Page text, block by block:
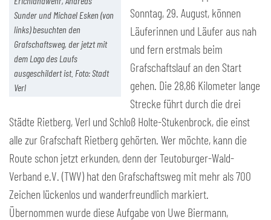
Sunder und Michael Esken (von
links) besuchten den
Grafschaftsweg, der jetzt mit
dem Logo des Laufs
ausgeschildert ist. Foto: Stadt
Verl
Sonntag, 29. August, können
Läuferinnen und Läufer aus nah
und fern erstmals beim
Grafschaftslauf an den Start
gehen. Die 28,86 Kilometer lange
Strecke führt durch die drei
Städte Rietberg, Verl und Schloß Holte-Stukenbrock, die einst
alle zur Grafschaft Rietberg gehörten. Wer möchte, kann die
Route schon jetzt erkunden, denn der Teutoburger-Wald-
Verband e.V. (TWV) hat den Grafschaftsweg mit mehr als 700
Zeichen lückenlos und wanderfreundlich markiert.
Übernommen wurde diese Aufgabe von Uwe Biermann,